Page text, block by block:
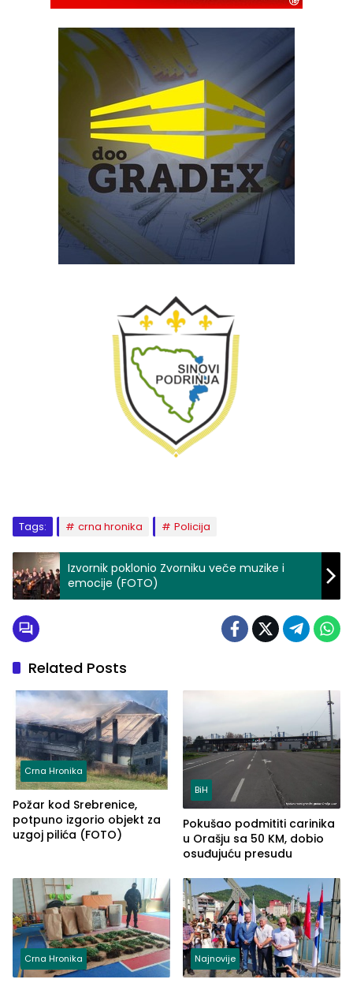
Tags: crna hronika Policija
Izvornik poklonio Zvorniku veče muzike i
emocije (FOTO)
Related Posts
Crna Hronika
Požar kod Srebrenice,
potpuno izgorio objekt za
uzgoj pilića (FOTO)
BiH
Pokušao podmititi carinika
u Orašju sa 50 KM, dobio
osuđujuću presudu
Crna Hronika Najnovije